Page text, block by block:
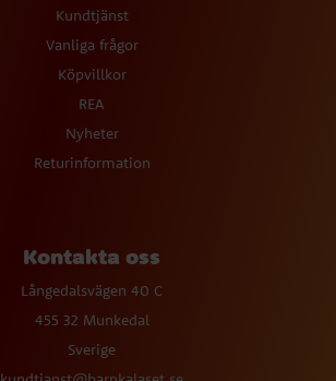
Kundtjänst
Vanliga frågor
Köpvillkor
REA
Nyheter
Returinformation
Kontakta oss
Långedalsvägen 40 C
455 32 Munkedal
Sverige